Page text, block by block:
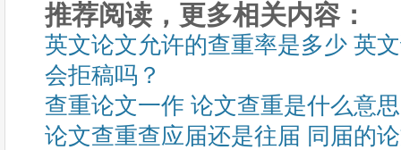
推荐阅读，更多相关内容：
英文论文允许的查重率是多少 英
会拒稿吗？
查重论文一作 论文查重是什么意
论文查重查应届还是往届 同届的